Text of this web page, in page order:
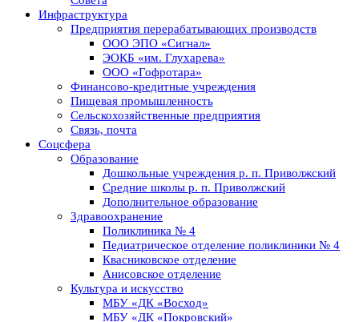
Инфраструктура
Предприятия перерабатывающих производств
ООО ЭПО «Сигнал»
ЭОКБ «им. Глухарева»
ООО «Гофротара»
Финансово-кредитные учреждения
Пищевая промышленность
Сельскохозяйственные предприятия
Связь, почта
Соцсфера
Образование
Дошкольные учреждения р. п. Приволжский
Средние школы р. п. Приволжский
Дополнительное образование
Здравоохранение
Поликлиника № 4
Педиатрическое отделение поликлиники № 4
Квасниковское отделение
Анисовское отделение
Культура и искусство
МБУ «ДК «Восход»
МБУ «ДК «Покровский»